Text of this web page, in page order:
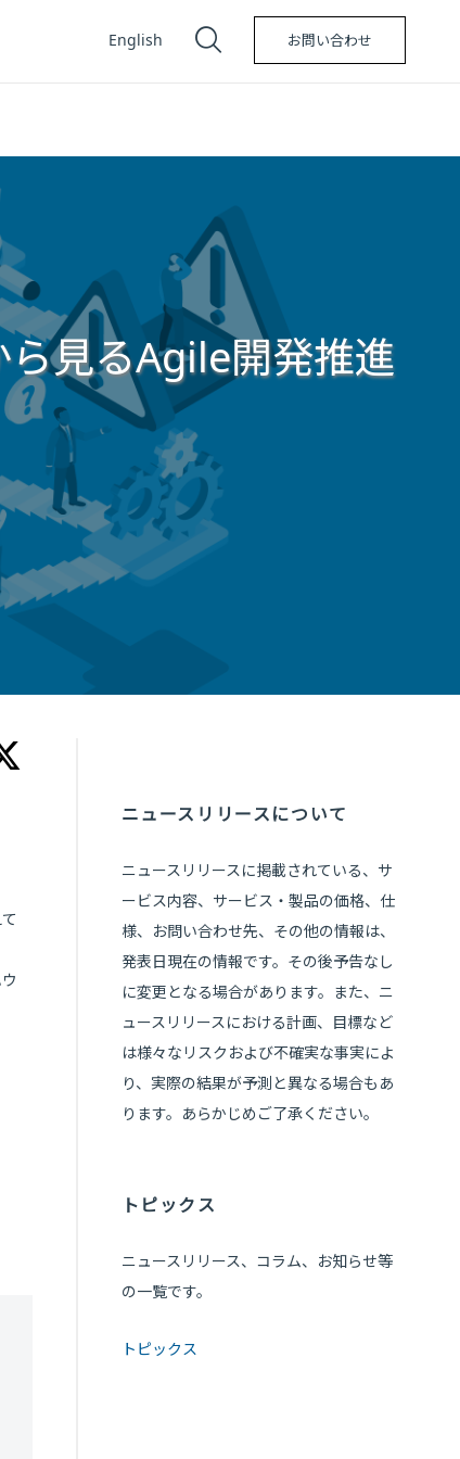
English お問い合わせ
見るAgile開発推進
ニュースリリースについて
ニュースリリースに掲載されている、サ
ービス内容、サービス・製品の価格、仕
様、お問い合わせ先、その他の情報は、
発表日現在の情報です。その後予告なし
に変更となる場合があります。また、ニ
ュースリリースにおける計画、目標など
は様々なリスクおよび不確実な事実によ
り、実際の結果が予測と異なる場合もあ
ります。あらかじめご了承ください。
トピックス
ニュースリリース、コラム、お知らせ等
の一覧です。
トピックス